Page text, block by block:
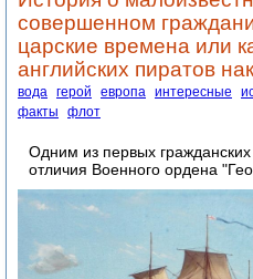
совершенном
царские времена или
английских пиратов
вода герой европа интересные
факты
флот
Одним из первых
отличия Военного ордена